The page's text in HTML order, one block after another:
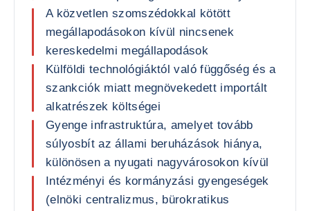
A közvetlen szomszédokkal kötött
megállapodásokon kívül nincsenek
kereskedelmi megállapodások
Külföldi technológiáktól való függőség és a
szankciók miatt megnövekedett importált
alkatrészek költségei
Gyenge infrastruktúra, amelyet tovább
súlyosbít az állami beruházások hiánya,
különösen a nyugati nagyvárosokon kívül
Intézményi és kormányzási gyengeségek
(elnöki centralizmus, bürokratikus